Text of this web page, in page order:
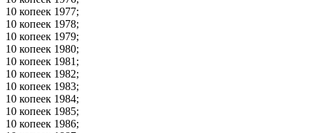
10 копеек 1977;
10 копеек 1978;
10 копеек 1979;
10 копеек 1980;
10 копеек 1981;
10 копеек 1982;
10 копеек 1983;
10 копеек 1984;
10 копеек 1985;
10 копеек 1986;